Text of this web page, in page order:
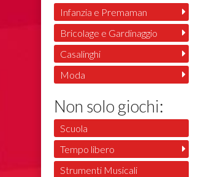
Infanzia e Premaman
Bricolage e Gardinaggio
Casalinghi
Moda
Non solo giochi:
Scuola
Tempo libero
Strumenti Musicali